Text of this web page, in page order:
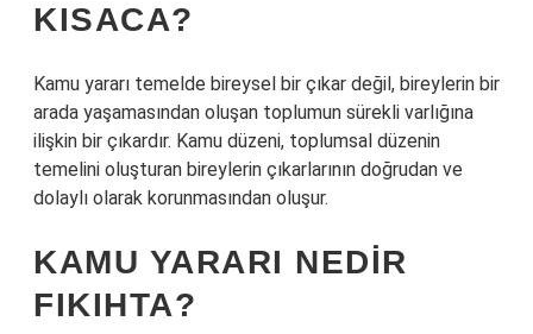
KISACA?
Kamu yararı temelde bireysel bir çıkar değil, bireylerin bir
arada yaşamasından oluşan toplumun sürekli varlığına
ilişkin bir çıkardır. Kamu düzeni, toplumsal düzenin
temelini oluşturan bireylerin çıkarlarının doğrudan ve
dolaylı olarak korunmasından oluşur.
KAMU YARARI NEDIR
FIKIHTA?